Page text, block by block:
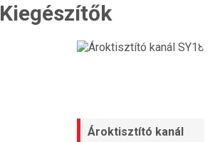
Kiegészítők
Ároktisztító kanál